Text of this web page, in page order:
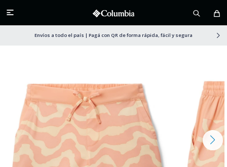

Envíos a todo el país | Pagá con QR de forma rápida, fácil y segura